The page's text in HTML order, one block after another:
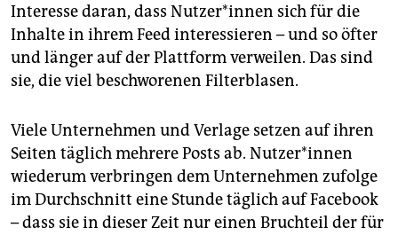
Interesse daran, dass Nutzer*innen sich für die
Inhalte in ihrem Feed interessieren – und so öfter
und länger auf der Plattform verweilen. Das sind
sie, die viel beschworenen Filterblasen.
Viele Unternehmen und Verlage setzen auf ihren
Seiten täglich mehrere Posts ab. Nutzer*innen
wiederum verbringen dem Unternehmen zufolge
im Durchschnitt eine Stunde täglich auf Facebook
– dass sie in dieser Zeit nur einen Bruchteil der für